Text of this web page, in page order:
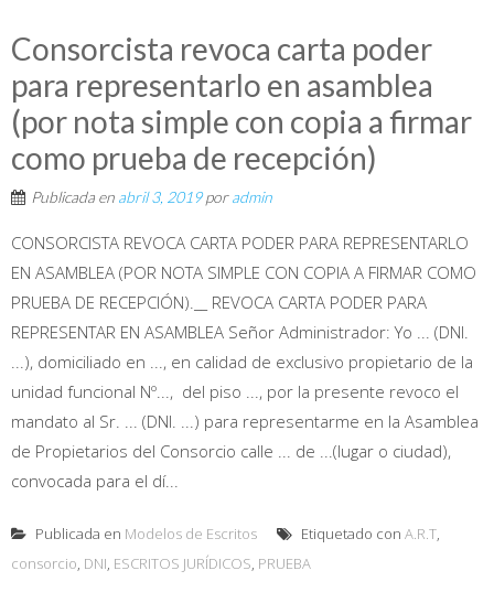
Consorcista revoca carta poder
para representarlo en asamblea
(por nota simple con copia a firmar
como prueba de recepción)
Publicada en abril 3, 2019poradmin
CONSORCISTA REVOCA CARTA PODER PARA REPRESENTARLO
EN ASAMBLEA (POR NOTA SIMPLE CON COPIA A FIRMAR COMO
PRUEBA DE RECEPCIÓN).__ REVOCA CARTA PODER PARA
REPRESENTAR EN ASAMBLEA Señor Administrador: Yo ... (DNI.
...), domiciliado en ..., en calidad de exclusivo propietario de la
unidad funcional Nº..., del piso ..., por la presente revoco el
mandato al Sr. ... (DNI. ...) para representarme en la Asamblea
de Propietarios del Consorcio calle ... de ...(lugar o ciudad),
convocada para el dí...
Publicada en Modelos de Escritos Etiquetado con A.R.T,
consorcio, DNI, ESCRITOS JURÍDICOS, PRUEBA